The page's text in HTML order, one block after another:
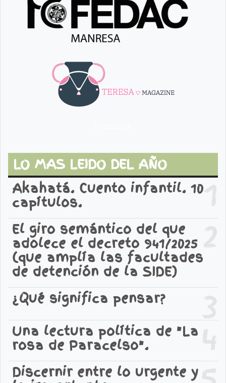
LO MAS LEIDO DEL AÑO
1
Akahatá. Cuento infantil. 10
capítulos.
2
El giro semántico del que
adolece el decreto 941/2025
(que amplía las facultades
de detención de la SIDE)
3
¿Qué significa pensar?
4
Una lectura política de "La
rosa de Paracelso".
Discernir entre lo urgente y